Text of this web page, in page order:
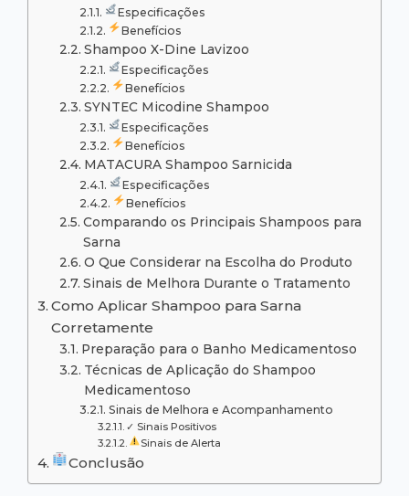
Especificações
Benefícios
Shampoo X-Dine Lavizoo
Especificações
Benefícios
SYNTEC Micodine Shampoo
Especificações
Benefícios
MATACURA Shampoo Sarnicida
Especificações
Benefícios
Comparando os Principais Shampoos para
Sarna
O Que Considerar na Escolha do Produto
Sinais de Melhora Durante o Tratamento
Como Aplicar Shampoo para Sarna
Corretamente
Preparação para o Banho Medicamentoso
Técnicas de Aplicação do Shampoo
Medicamentoso
Sinais de Melhora e Acompanhamento
✓ Sinais Positivos
Sinais de Alerta
Conclusão